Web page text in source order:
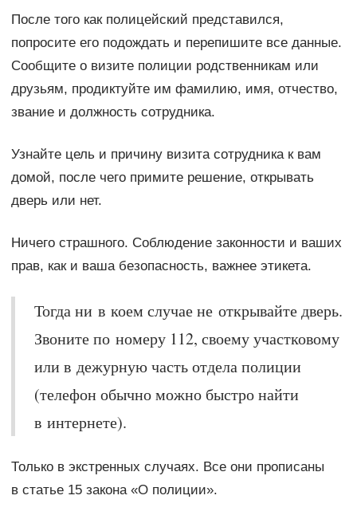
После того как полицейский представился,
попросите его подождать и перепишите все данные.
Сообщите о визите полиции родственникам или
друзьям, продиктуйте им фамилию, имя, отчество,
звание и должность сотрудника.
Узнайте цель и причину визита сотрудника к вам
домой, после чего примите решение, открывать
дверь или нет.
Ничего страшного. Соблюдение законности и ваших
прав, как и ваша безопасность, важнее этикета.
Тогда ни в коем случае не открывайте дверь.
Звоните по номеру 112, своему участковому
или в дежурную часть отдела полиции
(телефон обычно можно быстро найти
в интернете).
Только в экстренных случаях. Все они прописаны
в статье 15 закона «О полиции».